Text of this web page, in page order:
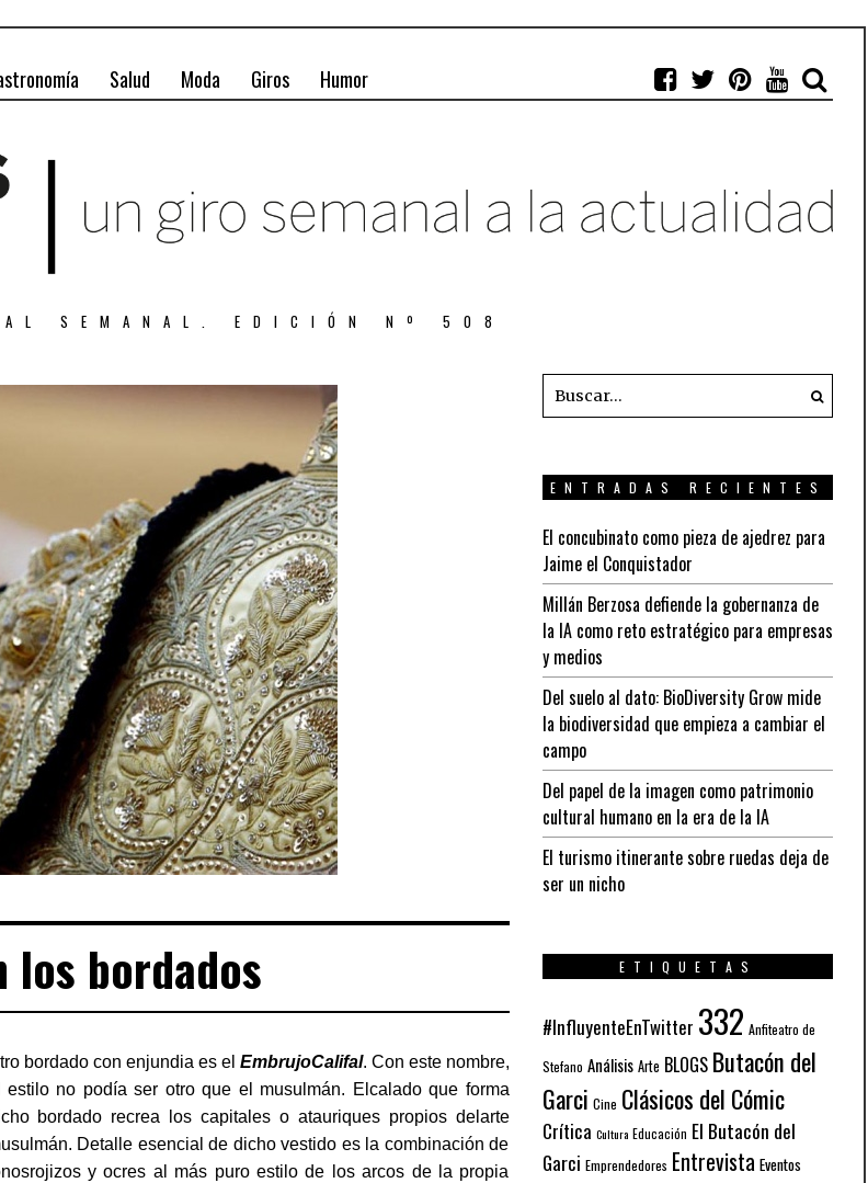
Salud Moda Giros Humor
SEMANAL. EDICIÓN Nº 508
los bordados
bordado con enjundia es el EmbrujoCalifal. Con este nombre,
estilo no podía ser otro que el musulmán. Elcalado que forma
bordado recrea los capitales o atauriques propios delarte
Detalle esencial de dicho vestido es la combinación de
y ocres al más puro estilo de los arcos de la propia
ENTRADAS RECIENTES
El concubinato como pieza de ajedrez para
Jaime el Conquistador
Millán Berzosa defiende la gobernanza de
la IA como reto estratégico para empresas
y medios
Del suelo al dato: BioDiversity Grow mide
la biodiversidad que empieza a cambiar el
campo
Del papel de la imagen como patrimonio
cultural humano en la era de la IA
El turismo itinerante sobre ruedas deja de
ser un nicho
ETIQUETAS
#InfluyenteEnTwitter 332 Anfiteatro de
Stefano Análisis Arte BLOGS Butacón del
Garci Cine Clásicos del Cómic
Crítica Cultura Educación El Butacón del
Garci Emprendedores Entrevista Eventos